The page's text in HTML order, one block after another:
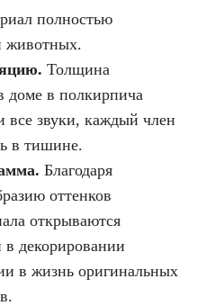
полностью
животных.
Толщина
доме в полкирпича
все звуки, каждый член
в тишине.
Благодаря
оттенков
открываются
декорировании
в жизнь оригинальных